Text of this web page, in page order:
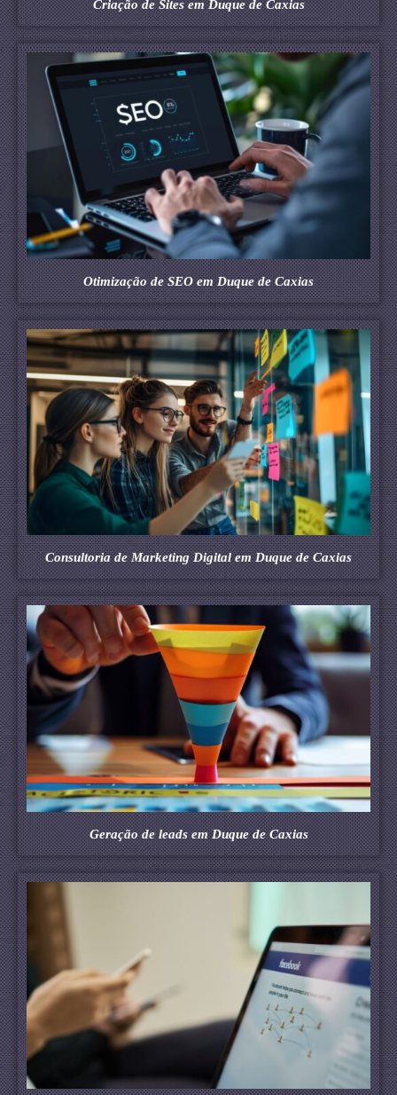
Criação de Sites em Duque de Caxias
Otimização de SEO em Duque de Caxias
Consultoria de Marketing Digital em Duque de Caxias
Geração de leads em Duque de Caxias